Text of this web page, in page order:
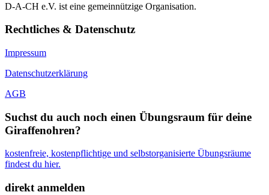
D-A-CH e.V. ist eine gemeinnützige Organisation.
Rechtliches & Datenschutz
Impressum
Datenschutzerklärung
AGB
Suchst du auch noch einen Übungsraum für deine
Giraffenohren?
kostenfreie, kostenpflichtige und selbstorganisierte Übungsräume
findest du hier.
direkt anmelden